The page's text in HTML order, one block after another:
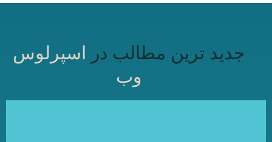
جدید ترین مطالب در
اسپرلوس
وب